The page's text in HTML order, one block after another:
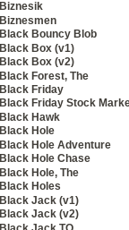
Biznesik
Biznesmen
Black Bouncy Blob
Black Box (v1)
Black Box (v2)
Black Forest, The
Black Friday
Black Friday Stock
Black Hawk
Black Hole
Black Hole Adventure
Black Hole Chase
Black Hole, The
Black Holes
Black Jack (v1)
Black Jack (v2)
Black Jack TQ